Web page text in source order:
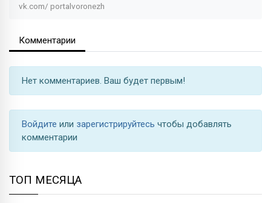
vk.com/ portalvoronezh
Комментарии
Нет комментариев. Ваш будет первым!
Войдите или зарегистрируйтесь чтобы добавлять
комментарии
ТОП МЕСЯЦА